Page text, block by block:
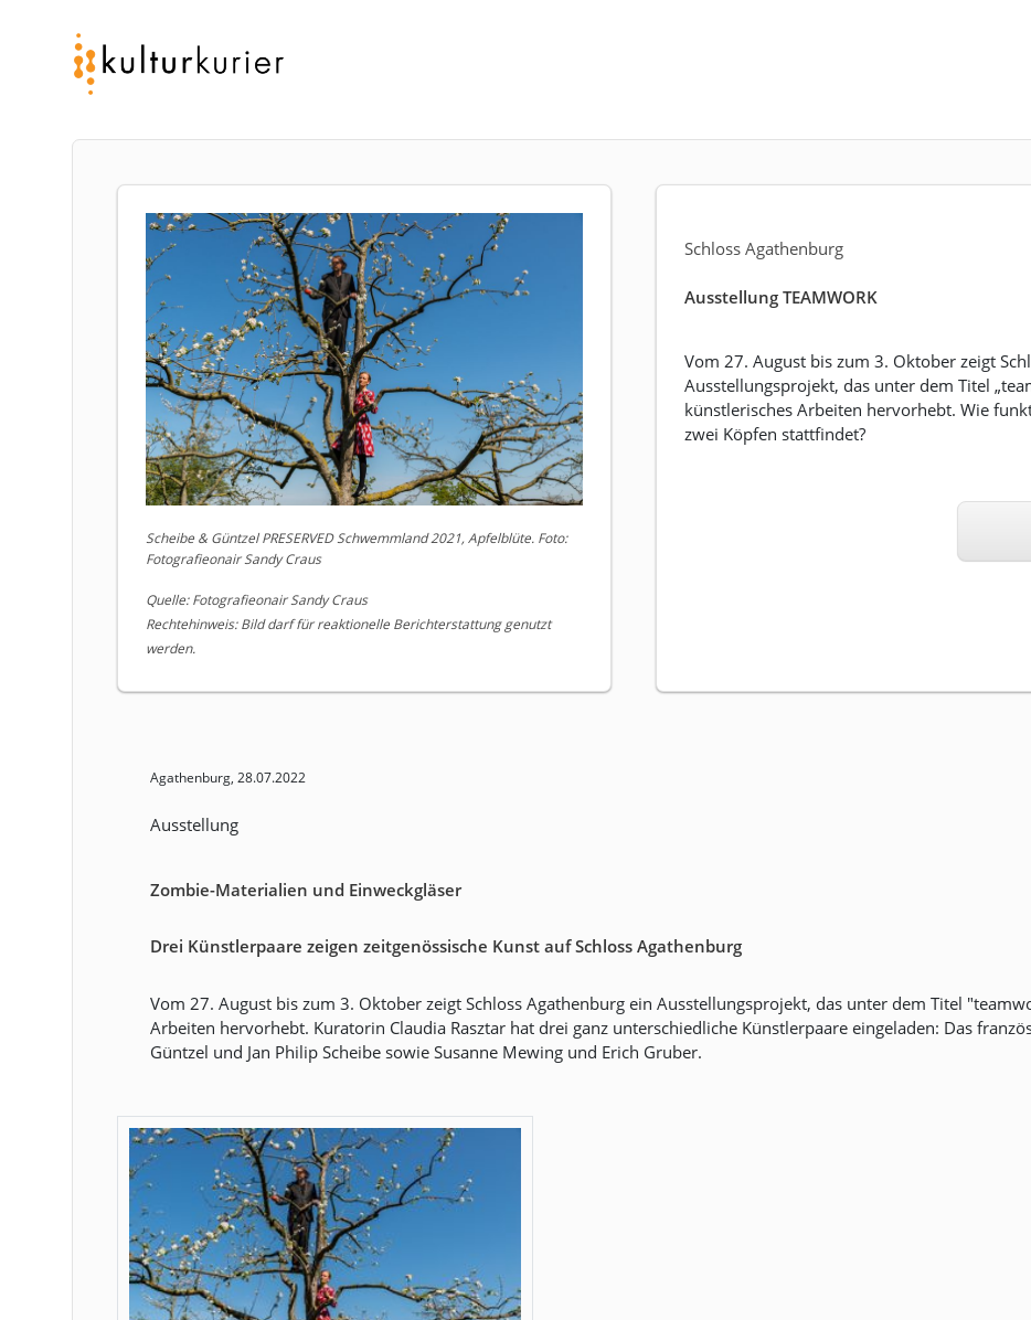
Scheibe & Güntzel PRESERVED Schwemmland 2021, Apfelblüte. Foto:
Fotografieonair Sandy Craus
Quelle: Fotografieonair Sandy Craus
Rechtehinweis: Bild darf für reaktionelle Berichterstattung genutzt
werden.
Schloss Agathenburg
Ausstellung TEAMWORK
Vom 27. August bis zum 3. Oktober zeigt
Ausstellungsprojekt, das unter dem Titel
künstlerisches Arbeiten hervorhebt. Wie
zwei Köpfen stattfindet?
Agathenburg, 28.07.2022
Ausstellung
Zombie-Materialien und Einweckgläser
Drei Künstlerpaare zeigen zeitgenössische Kunst auf Schloss Agathenburg
Vom 27. August bis zum 3. Oktober zeigt Schloss Agathenburg ein Ausstellungsprojekt, das unter dem Titel
Arbeiten hervorhebt. Kuratorin Claudia Rasztar hat drei ganz unterschiedliche Künstlerpaare eingeladen: Das
Güntzel und Jan Philip Scheibe sowie Susanne Mewing und Erich Gruber.